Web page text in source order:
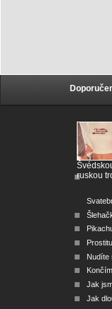
ruskou
Nudíte
Jak
Jak